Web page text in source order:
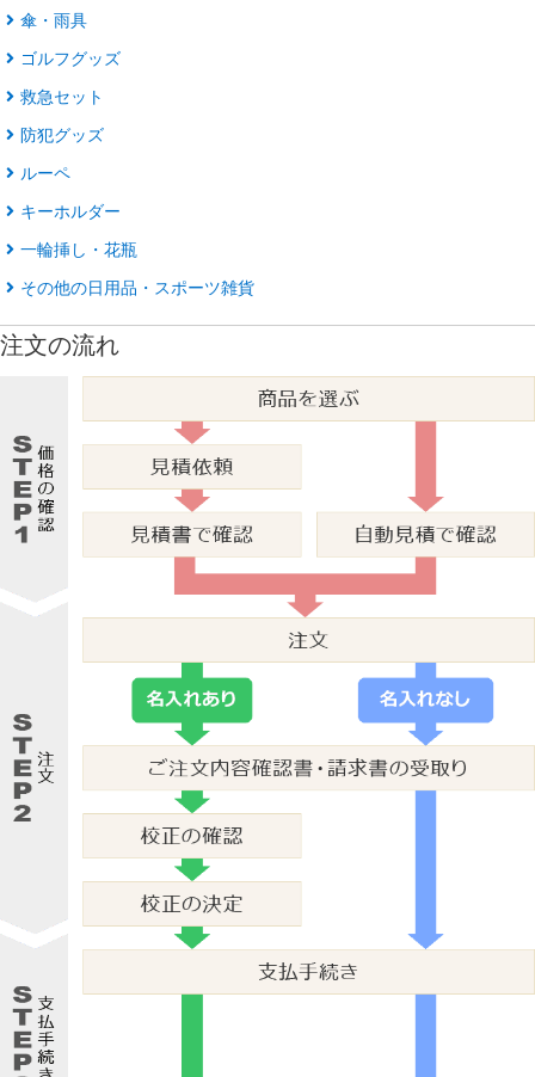
傘・雨具
ゴルフグッズ
救急セット
防犯グッズ
ルーペ
キーホルダー
一輪挿し・花瓶
その他の日用品・スポーツ雑貨
注文の流れ